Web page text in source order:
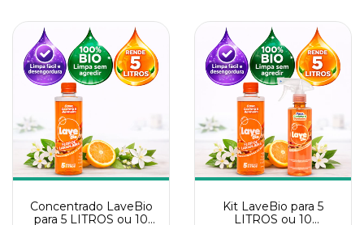
Concentrado LaveBio
para 5 LITROS ou 10
Kit LaveBio para 5
LITROS ou 10